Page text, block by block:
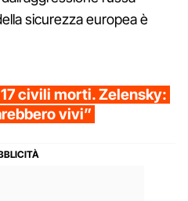
sicurezza europea è
civili morti. Zelensky:
vivi”